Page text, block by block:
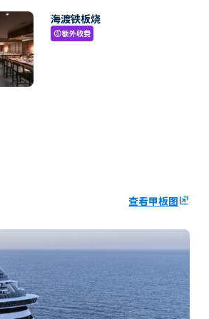
海渡铁板烧
paid额外收费
查看甲板图ungroup